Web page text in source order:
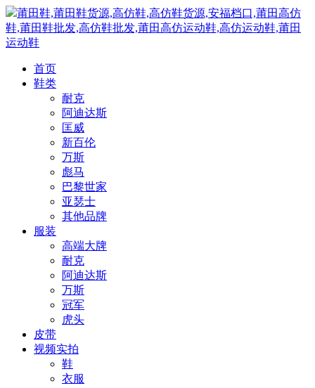
莆田鞋,莆田鞋货源,高仿鞋,高仿鞋货源,安福档口,莆田高仿
鞋,莆田鞋批发,高仿鞋批发,莆田高仿运动鞋,高仿运动鞋,莆田
运动鞋
首页
鞋类
耐克
阿迪达斯
匡威
新百伦
万斯
彪马
巴黎世家
亚瑟士
其他品牌
服装
高端大牌
耐克
阿迪达斯
万斯
冠军
虎头
皮带
视频实拍
鞋
衣服